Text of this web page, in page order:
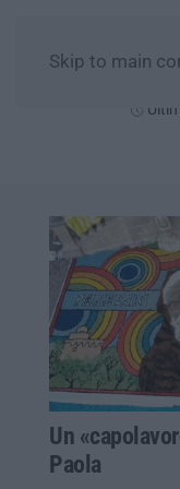
Skip to main
Un
Paola